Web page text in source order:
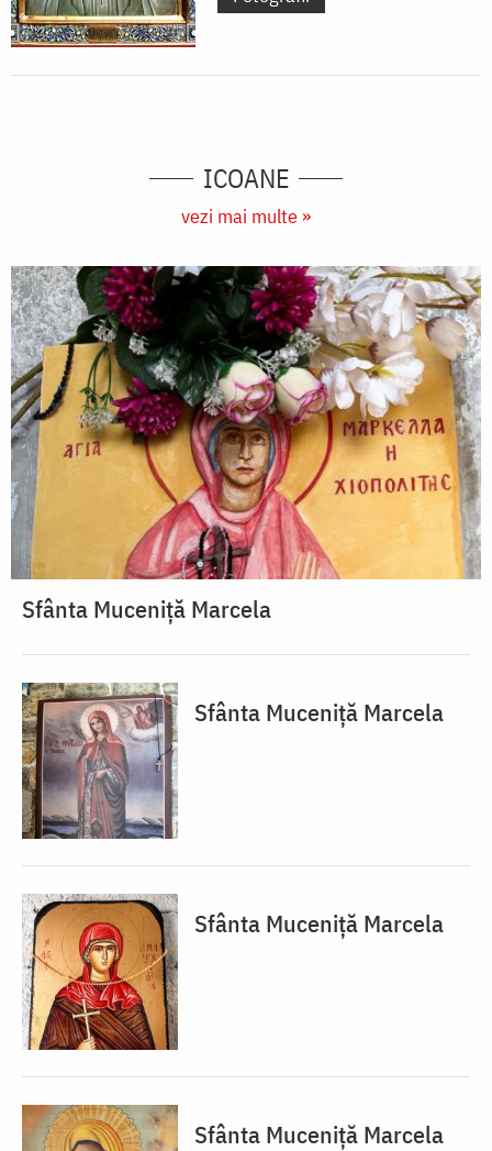
ICOANE
vezi mai multe »
Sfânta Muceniță Marcela
Sfânta Muceniță Marcela
Sfânta Muceniță Marcela
Sfânta Muceniță Marcela